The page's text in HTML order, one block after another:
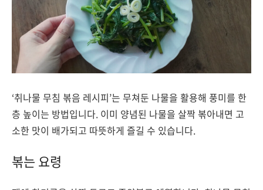
‘취나물 무침 볶음 레시피’는 무쳐둔 나물을 활용해 풍미를 한
층 높이는 방법입니다. 이미 양념된 나물을 살짝 볶아내면 고
소한 맛이 배가되고 따뜻하게 즐길 수 있습니다.
볶는 요령